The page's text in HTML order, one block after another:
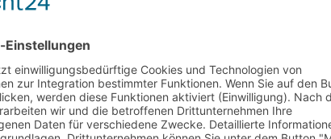
5. Mai 2025
Haben Sie ein kleines Budget, möchten aber
trotzdem groß rauskommen? In diesem
Artikel stellen wir Ihnen mehrere
Möglichkeiten vor.